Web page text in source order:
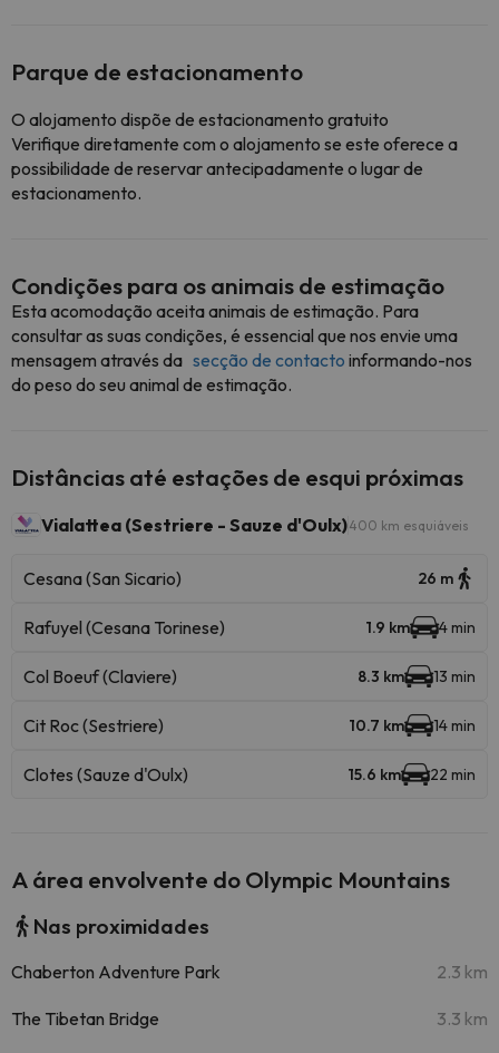
Parque de estacionamento
O alojamento dispõe de estacionamento gratuito
Verifique diretamente com o alojamento se este oferece a
possibilidade de reservar antecipadamente o lugar de
estacionamento.
Condições para os animais de estimação
Esta acomodação aceita animais de estimação. Para
consultar as suas condições, é essencial que nos envie uma
mensagem através da secção de contacto informando-nos
do peso do seu animal de estimação.
Distâncias até estações de esqui próximas
Vialattea (Sestriere - Sauze d'Oulx)400 km esquiáveis
Cesana (San Sicario) 26 m
Rafuyel (Cesana Torinese) 1.9 km 4 min
Col Boeuf (Claviere) 8.3 km 13 min
Cit Roc (Sestriere) 10.7 km 14 min
Clotes (Sauze d'Oulx) 15.6 km 22 min
A área envolvente do Olympic Mountains
Nas proximidades
Chaberton Adventure Park 2.3 km
The Tibetan Bridge 3.3 km